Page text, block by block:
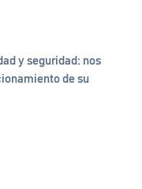
y seguridad: nos
de su